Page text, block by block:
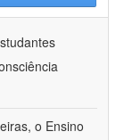
o Ensino